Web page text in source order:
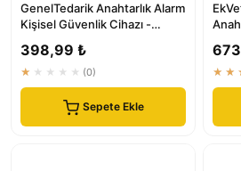
GenelTedarik Anahtarlık Alarm
Kişisel Güvenlik Cihazı -
398,99 ₺
★★★★★ (0)
Sepete Ekle